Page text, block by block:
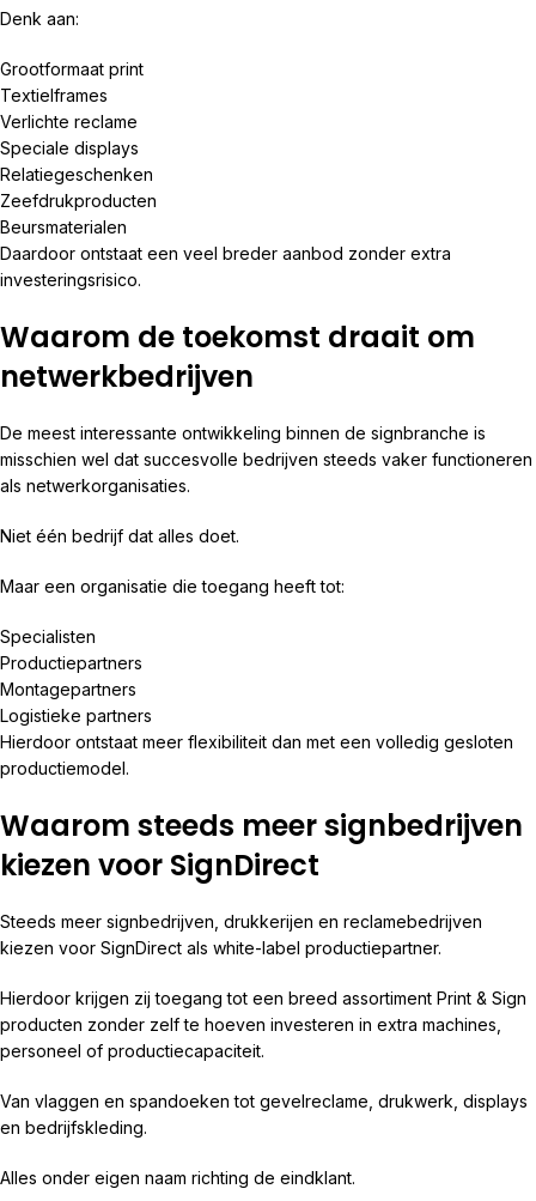
Denk aan:
Grootformaat print
Textielframes
Verlichte reclame
Speciale displays
Relatiegeschenken
Zeefdrukproducten
Beursmaterialen
Daardoor ontstaat een veel breder aanbod zonder extra
investeringsrisico.
Waarom de toekomst draait om
netwerkbedrijven
De meest interessante ontwikkeling binnen de signbranche is
misschien wel dat succesvolle bedrijven steeds vaker functioneren
als netwerkorganisaties.
Niet één bedrijf dat alles doet.
Maar een organisatie die toegang heeft tot:
Specialisten
Productiepartners
Montagepartners
Logistieke partners
Hierdoor ontstaat meer flexibiliteit dan met een volledig gesloten
productiemodel.
Waarom steeds meer signbedrijven
kiezen voor SignDirect
Steeds meer signbedrijven, drukkerijen en reclamebedrijven
kiezen voor SignDirect als white-label productiepartner.
Hierdoor krijgen zij toegang tot een breed assortiment Print & Sign
producten zonder zelf te hoeven investeren in extra machines,
personeel of productiecapaciteit.
Van vlaggen en spandoeken tot gevelreclame, drukwerk, displays
en bedrijfskleding.
Alles onder eigen naam richting de eindklant.